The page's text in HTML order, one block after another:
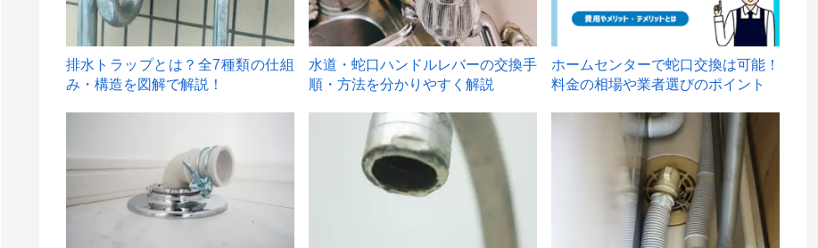
排水トラップとは？全7種類の仕組
み・構造を図解で解説！
水道・蛇口ハンドルレバーの交換手
順・方法を分かりやすく解説
ホームセンターで蛇口交換は可能！
料金の相場や業者選びのポイント